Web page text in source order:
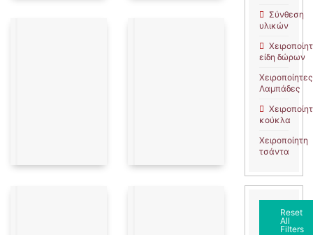
Σύνθεση
υλικών
είδη δώρων
Χειροποίητες
Λαμπάδες
κούκλα
Χειροποίητη
τσάντα
Reset
All
Filters